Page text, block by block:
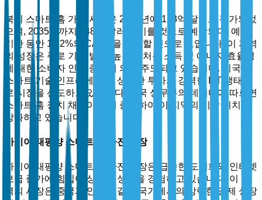
북미 스마트 홈 가전 시장은 2025년에 123억 달러로 평가되었
으며, 2035년까지 348억 달러에 이를 것으로 예상되며, 예측
기간 동안 10.2%의 CAGR을 기록할 것으로 보입니다. 이 지역
의 성장은 주로 기술 발전, 높은 가처분 소득 및 에너지 효율성
에 대한 소비자 인식 증가에 의해 주도되고 있습니다. 미국은
스마트 기술 인프라에 대한 상당한 투자와 강력한 IoT 생태계
로 시장을 선도하고 있습니다. 미국 상무부의 데이터에 따르면
스마트 홈 장치 채택이 크게 증가하여 이 지역의 시장 위치를
강화하고 있습니다.
아시아 태평양 스마트 홈 가전 시장
아시아 태평양 스마트 홈 가전 시장은 급속한 도시화와 인터넷
보급 증가에 힘입어 상당한 성장을 경험하고 있습니다. 이 지
역의 시장은 중국과 인도와 같은 국가에서의 강력한 경제 성장